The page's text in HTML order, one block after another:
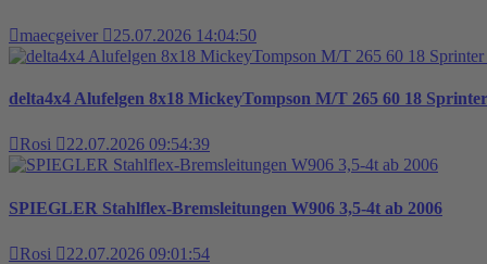
maecgeiver 25.07.2026 14:04:50
delta4x4 Alufelgen 8x18 MickeyTompson M/T 265 60 18
Rosi 22.07.2026 09:54:39
SPIEGLER Stahlflex-Bremsleitungen W906 3,5-4t ab 2006
Rosi 22.07.2026 09:01:54